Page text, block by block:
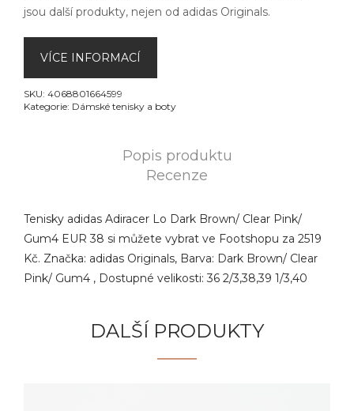
jsou další produkty, nejen od adidas Originals.
VÍCE INFORMACÍ
SKU: 4068801664599
Kategorie: Dámské tenisky a boty
Popis produktu
Recenze
Tenisky adidas Adiracer Lo Dark Brown/ Clear Pink/
Gum4 EUR 38 si můžete vybrat ve Footshopu za 2519
Kč. Značka: adidas Originals, Barva: Dark Brown/ Clear
Pink/ Gum4 , Dostupné velikosti: 36 2/3,38,39 1/3,40
DALŠÍ PRODUKTY